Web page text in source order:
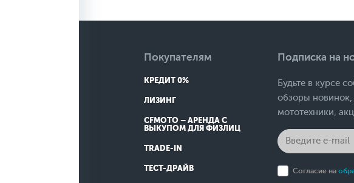
Покупателям
КРЕДИТ 0%
ЛИЗИНГ
CFMOTO – АРЕНДА С
ВЫКУПОМ ДЛЯ ФИЗЛИЦ
TRADE-IN
ТЕСТ-ДРАЙВ
Подписка на
Будьте в курсе
обзоры
мототехники,
Согласие на